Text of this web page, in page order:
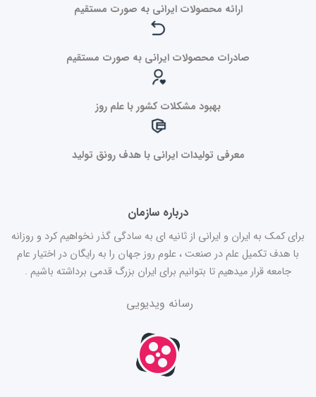
ارائه محصولات ایرانی به صورت مستقیم
صادرات محصولات ایرانی به صورت مستقیم
بهبود مشکلات کشور با علم روز
معرفی تولیدات ایرانی با هدف رونق تولید
درباره سازمان
برای کمک به ایران و ایرانی از ثانیه ای به سادگی گذر نخواهیم کرد و روزانه
با هدف تکمیل علم در صنعت ، علوم روز جهان را به رایگان در اختیار عام
جامعه قرار میدهیم تا بتوانیم برای ایران بزرگ قدمی برداشته باشیم .
رسانه ویدیویی